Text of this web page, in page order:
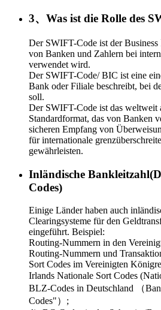
3、Was ist die Rolle des
Der SWIFT-Code ist der
von Banken und Zahlern bei
verwendet wird.
Der SWIFT-Code/ BIC ist eine
Bank oder Filiale beschreibt, bei
soll.
Der SWIFT-Code ist das weltweit
Standardformat, das von Banken
sicheren Empfang von
für internationale
gewährleisten.
Inländische
Codes)
Einige Länder haben auch
Clearingsysteme für den
eingeführt. Beispiel:
Routing-Nummern in den
Routing-Nummern und
Sort Codes im Vereinigten
Irlands Nationale Sort Codes
BLZ-Codes in Deutschland （
Codes"）;